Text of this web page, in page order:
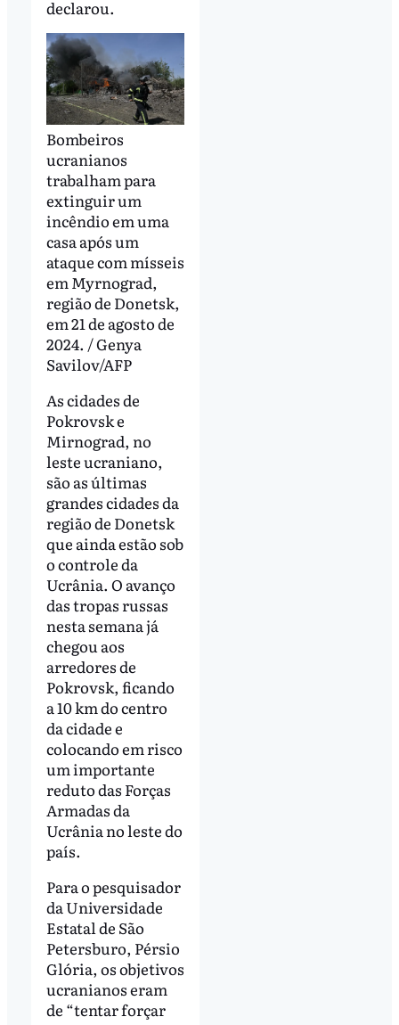
declarou.
Bombeiros
ucranianos
trabalham para
extinguir um
incêndio em uma
casa após um
ataque com mísseis
em Myrnograd,
região de Donetsk,
em 21 de agosto de
2024. / Genya
Savilov/AFP
As cidades de
Pokrovsk e
Mirnograd, no
leste ucraniano,
são as últimas
grandes cidades da
região de Donetsk
que ainda estão sob
o controle da
Ucrânia. O avanço
das tropas russas
nesta semana já
chegou aos
arredores de
Pokrovsk, ficando
a 10 km do centro
da cidade e
colocando em risco
um importante
reduto das Forças
Armadas da
Ucrânia no leste do
país.
Para o pesquisador
da Universidade
Estatal de São
Petersburo, Pérsio
Glória, os objetivos
ucranianos eram
de “tentar forçar